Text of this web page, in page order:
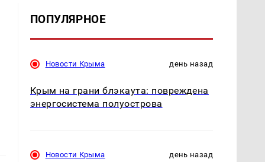
ПОПУЛЯРНОЕ
Новости Крыма день назад
Крым на грани блэкаута: повреждена
энергосистема полуострова
Новости Крыма день назад